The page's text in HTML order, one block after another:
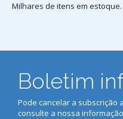
Milhares de itens em estoque.
Boletim
Pode cancelar a subscrição
consulte a nossa